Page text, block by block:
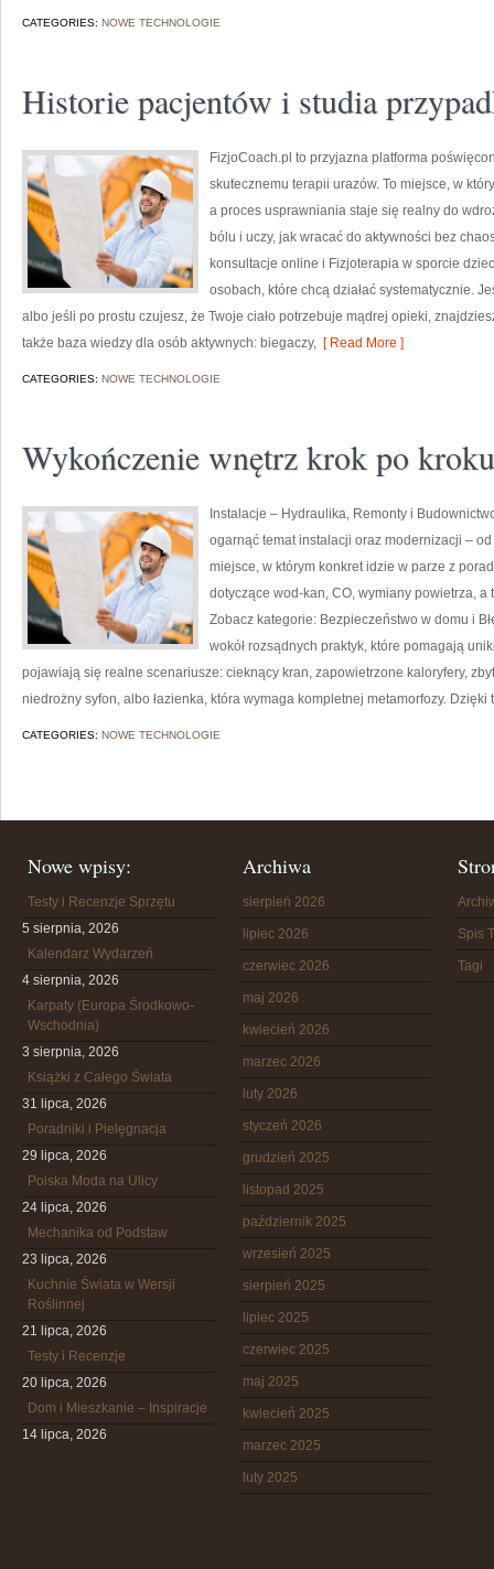
CATEGORIES: NOWE TECHNOLOGIE
Historie pacjentów i studia
FizjoCoach.pl to przyjazna platforma
skutecznemu terapii urazów. To miejsce, w
a proces usprawniania staje się realny do
bólu i uczy, jak wracać do aktywności bez
konsultacje online i Fizjoterapia w sporcie
osobach, które chcą działać systematycznie.
albo jeśli po prostu czujesz, że Twoje ciało potrzebuje mądrej opieki,
także baza wiedzy dla osób aktywnych: biegaczy, [ Read More ]
CATEGORIES: NOWE TECHNOLOGIE
Wykończenie wnętrz krok po kroku
Instalacje – Hydraulika, Remonty i
ogarnąć temat instalacji oraz modernizacji –
miejsce, w którym konkret idzie w parze z
dotyczące wod-kan, CO, wymiany powietrza,
Zobacz kategorie: Bezpieczeństwo w domu i
wokół rozsądnych praktyk, które pomagają
pojawiają się realne scenariusze: cieknący kran, zapowietrzone kaloryfery,
niedrożny syfon, albo łazienka, która wymaga kompletnej metamorfozy. Dzięki
CATEGORIES: NOWE TECHNOLOGIE
Nowe wpisy:
Testy i Recenzje Sprzętu
5 sierpnia, 2026
Kalendarz Wydarzeń
4 sierpnia, 2026
Karpaty (Europa Środkowo-
Wschodnia)
3 sierpnia, 2026
Książki z Całego Świata
31 lipca, 2026
Poradniki i Pielęgnacja
29 lipca, 2026
Polska Moda na Ulicy
24 lipca, 2026
Mechanika od Podstaw
23 lipca, 2026
Kuchnie Świata w Wersji
Roślinnej
21 lipca, 2026
Testy i Recenzje
20 lipca, 2026
Dom i Mieszkanie – Inspiracje
14 lipca, 2026
Archiwa
sierpień 2026
lipiec 2026
czerwiec 2026
maj 2026
kwiecień 2026
marzec 2026
luty 2026
styczeń 2026
grudzień 2025
listopad 2025
październik 2025
wrzesień 2025
sierpień 2025
lipiec 2025
czerwiec 2025
maj 2025
kwiecień 2025
marzec 2025
luty 2025
Spis
Tagi